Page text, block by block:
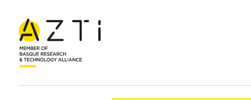
Inicio Equipamientos e infraestructuras